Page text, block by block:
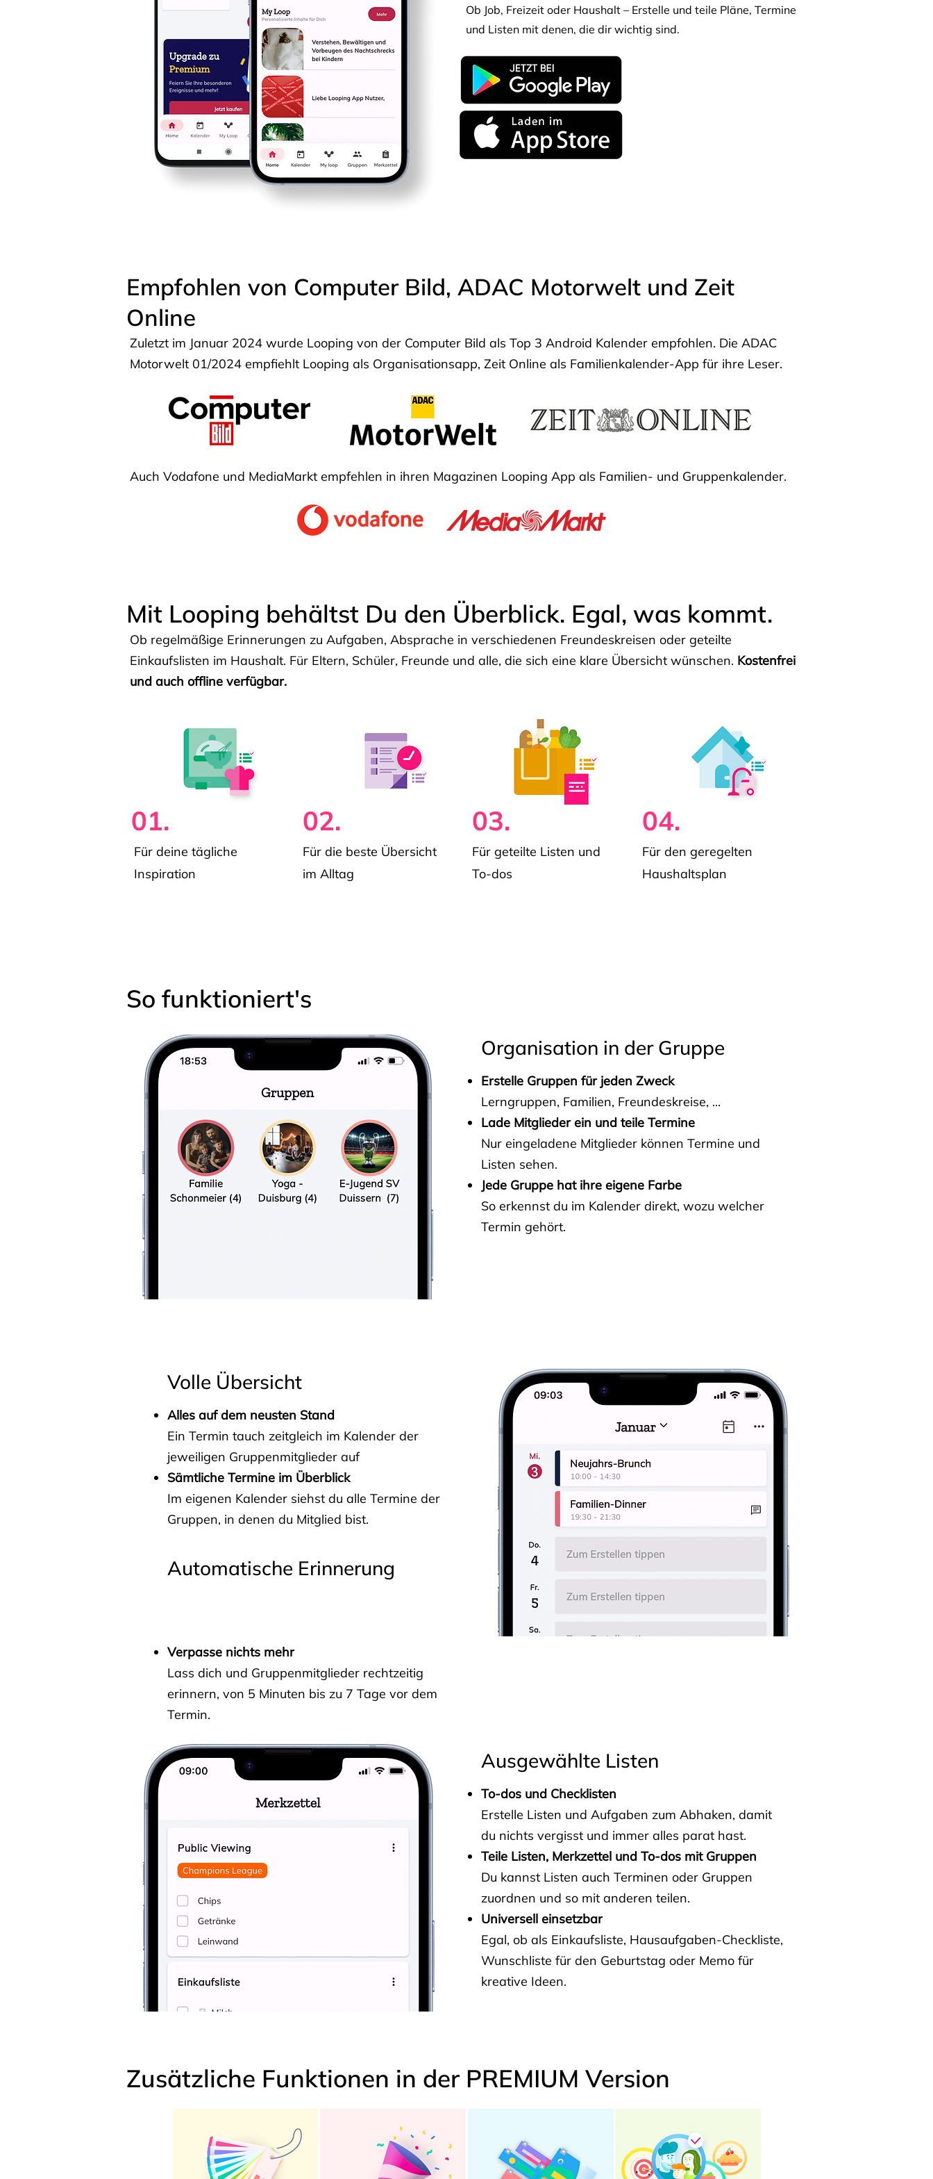
Ob Job, Freizeit oder Haushalt – Erstelle und teile Pläne, Termine
und Listen mit denen, die dir wichtig sind.
Empfohlen von Computer Bild, ADAC Motorwelt und Zeit
Online
Zuletzt im Januar 2024 wurde Looping von der Computer Bild als Top 3 Android Kalender empfohlen. Die ADAC
Motorwelt 01/2024 empfiehlt Looping als Organisationsapp, Zeit Online als Familienkalender-App für ihre Leser.
Auch Vodafone und MediaMarkt empfehlen in ihren Magazinen Looping App als Familien- und Gruppenkalender.
Mit Looping behältst Du den Überblick. Egal, was kommt.
Ob regelmäßige Erinnerungen zu Aufgaben, Absprache in verschiedenen Freundeskreisen oder geteilte
Einkaufslisten im Haushalt. Für Eltern, Schüler, Freunde und alle, die sich eine klare Übersicht wünschen. Kostenfrei
und auch offline verfügbar.
01.
Für deine tägliche
Inspiration
02.
Für die beste Übersicht
im Alltag
03.
Für geteilte Listen und
To-dos
04.
Für den geregelten
Haushaltsplan
So funktioniert's
Organisation in der Gruppe
Erstelle Gruppen für jeden Zweck
Lerngruppen, Familien, Freundeskreise, ...
Lade Mitglieder ein und teile Termine
Nur eingeladene Mitglieder können Termine und
Listen sehen.
Jede Gruppe hat ihre eigene Farbe
So erkennst du im Kalender direkt, wozu welcher
Termin gehört.
Volle Übersicht
Alles auf dem neusten Stand
Ein Termin tauch zeitgleich im Kalender der
jeweiligen Gruppenmitglieder auf
Sämtliche Termine im Überblick
Im eigenen Kalender siehst du alle Termine der
Gruppen, in denen du Mitglied bist.
Automatische Erinnerung
Verpasse nichts mehr
Lass dich und Gruppenmitglieder rechtzeitig
erinnern, von 5 Minuten bis zu 7 Tage vor dem
Termin.
Ausgewählte Listen
To-dos und Checklisten
Erstelle Listen und Aufgaben zum Abhaken, damit
du nichts vergisst und immer alles parat hast.
Teile Listen, Merkzettel und To-dos mit Gruppen
Du kannst Listen auch Terminen oder Gruppen
zuordnen und so mit anderen teilen.
Universell einsetzbar
Egal, ob als Einkaufsliste, Hausaufgaben-Checkliste,
Wunschliste für den Geburtstag oder Memo für
kreative Ideen.
Zusätzliche Funktionen in der PREMIUM Version